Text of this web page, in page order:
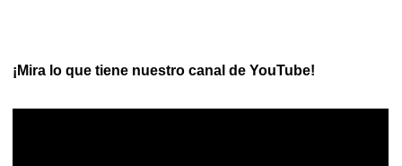
¡Mira lo que tiene nuestro canal de YouTube!